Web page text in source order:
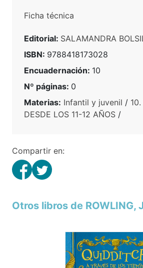
Ficha técnica
Editorial: SALAMANDRA
ISBN: 9788418173028
Encuadernación: 10
Nº páginas: 0
Materias: Infantil y juvenil /
DESDE LOS 11-12 AÑOS /
Compartir en:
Otros libros de ROWLING,